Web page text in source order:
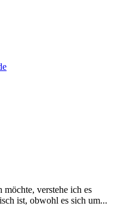
verstehe ich es
ist, obwohl es sich um...